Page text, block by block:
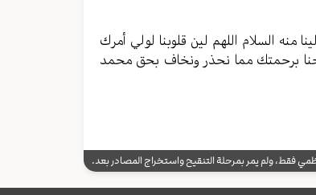
منه السلام اللهم لين قلوبنا لولي أمرك
برحمتك مما نحذر ونخاف بحق محمد
ولم يمر بمرحلة التنقيح واستخراج المصادر بعد.